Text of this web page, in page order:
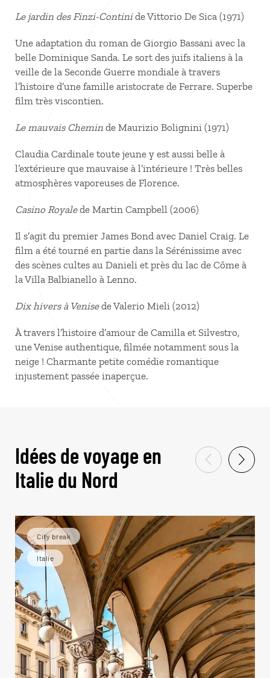
Le jardin des Finzi-Continide Vittorio De Sica (1971)
Une adaptation du roman de Giorgio Bassani avec la
belle Dominique Sanda. Le sort des juifs italiens à la
veille de la Seconde Guerre mondiale à travers
l’histoire d’une famille aristocrate de Ferrare. Superbe
film très viscontien.
Le mauvais Chemin de Maurizio Bolignini (1971)
Claudia Cardinale toute jeune y est aussi belle à
l’extérieure que mauvaise à l’intérieure ! Très belles
atmosphères vaporeuses de Florence.
Casino Royalede Martin Campbell (2006)
Il s’agit du premier James Bond avec Daniel Craig. Le
film a été tourné en partie dans la Sérénissime avec
des scènes cultes au Danieli et près du lac de Côme à
la Villa Balbianello à Lenno.
Dix hivers à Venisede Valerio Mieli (2012)
À travers l’histoire d’amour de Camilla et Silvestro,
une Venise authentique, filmée notamment sous la
neige ! Charmante petite comédie romantique
injustement passée inaperçue.
Idées de voyage en
Italie du Nord
City break
Italie